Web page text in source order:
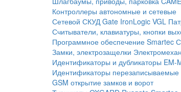
Контроллеры автономные и сетевые
Сетевой СКУД Gate IronLogic VGL
Считыватели, клавиатуры, кнопки
Программное обеспечение Smartec
Замки, электрозащелки
Идентификаторы и дубликаторы EM-
Идентификаторы перезаписываемые
GSM открытие замков и ворот